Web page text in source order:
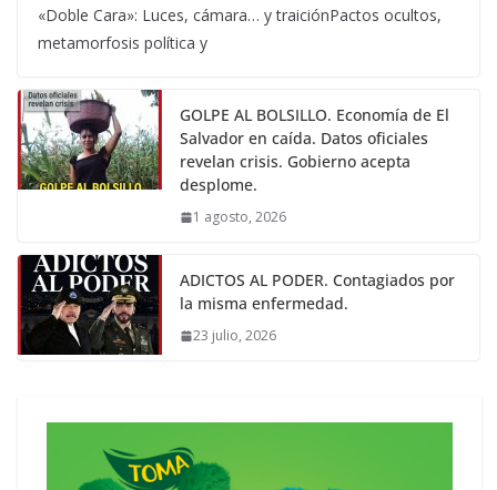
«Doble Cara»: Luces, cámara… y traiciónPactos ocultos,
metamorfosis política y
GOLPE AL BOLSILLO. Economía de El
Salvador en caída. Datos oficiales
revelan crisis. Gobierno acepta
desplome.
1 agosto, 2026
ADICTOS AL PODER. Contagiados por
la misma enfermedad.
23 julio, 2026